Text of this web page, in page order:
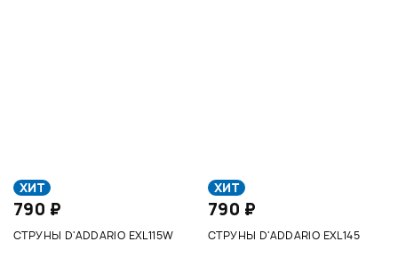
ХИТ
790 ₽
СТРУНЫ D'ADDARIO EXL115W
ХИТ
790 ₽
СТРУНЫ D'ADDARIO EXL145